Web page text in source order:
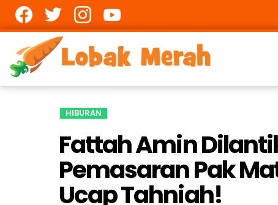
HIBURAN
Fattah Amin
Pemasaran Pak
Ucap Tahniah!